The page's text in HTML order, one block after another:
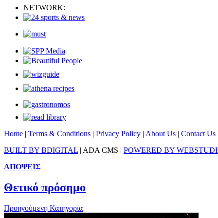
NETWORK:
Home | Terms & Conditions | Privacy Policy | About Us | Contact Us
BUILT BY BDIGITAL | ADA CMS | POWERED BY
ΑΠΟΨΕΙΣ
Θετικό πρόσημο
Προηγούμενη Κατηγορία